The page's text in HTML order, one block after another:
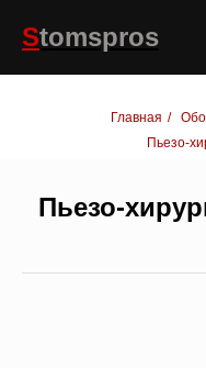
Stomspros
Главная /
Пьезо-
Пьезо-